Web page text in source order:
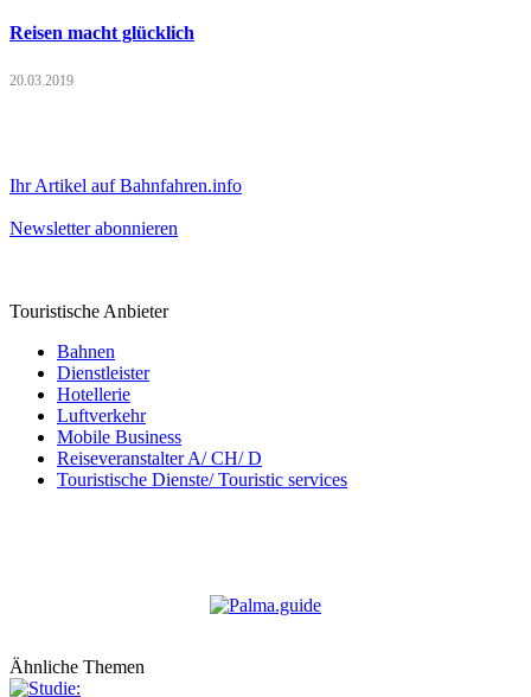
Reisen macht glücklich
20.03.2019
Ihr Artikel auf Bahnfahren.info
Newsletter abonnieren
Touristische Anbieter
Bahnen
Dienstleister
Hotellerie
Luftverkehr
Mobile Business
Reiseveranstalter A/ CH/ D
Touristische Dienste/ Touristic services
Ähnliche Themen